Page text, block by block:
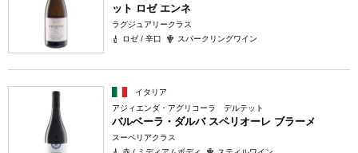
ット ロゼ エンネ
ラグジュアリークラス
ロゼ / 辛口
スパークリングワイン
イタリア
アジィエンダ・アグリコーラ デルテット
バルベーラ・ダルバ スペリオーレ ブラーメ
スーペリアクラス